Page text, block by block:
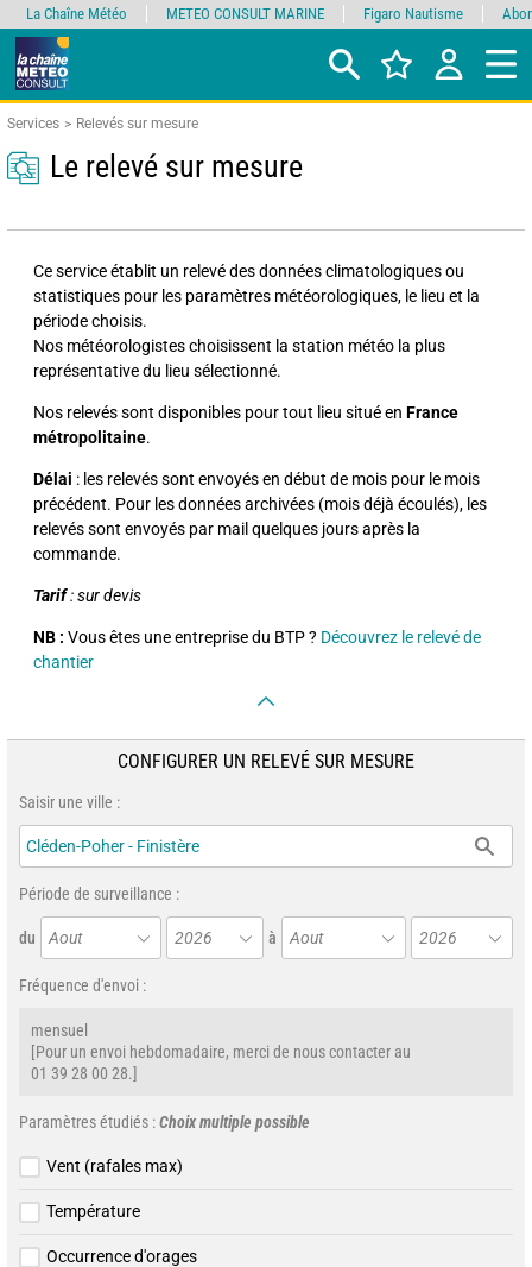
Services Relevés sur mesure
Le relevé sur mesure
Ce service établit un relevé des données climatologiques ou
statistiques pour les paramètres météorologiques, le lieu et la
période choisis.
Nos météorologistes choisissent la station météo la plus
représentative du lieu sélectionné.
Nos relevés sont disponibles pour tout lieu situé en France
métropolitaine.
Délai : les relevés sont envoyés en début de mois pour le mois
précédent. Pour les données archivées (mois déjà écoulés), les
relevés sont envoyés par mail quelques jours après la
commande.
Tarif: sur devis
NB : Vous êtes une entreprise du BTP ? Découvrez le relevé de
chantier
CONFIGURER UN RELEVÉ SUR MESURE
Saisir une ville :
Période de surveillance :
du Aout 2026 à Aout 2026
Fréquence d'envoi :
mensuel
[Pour un envoi hebdomadaire, merci de nous contacter au
01 39 28 00 28.]
Paramètres étudiés :Choix multiple possible
Vent (rafales max)
Température
Occurrence d'orages
La Chaîne Météo METEO CONSULT MARINE Figaro Nautisme